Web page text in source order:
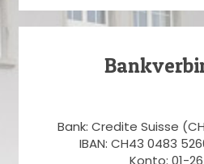
Bank: Credite Suisse
IBAN: CH43 0483
Konto: 01-